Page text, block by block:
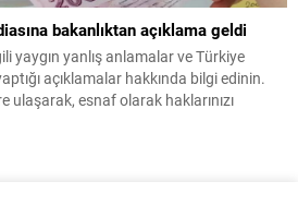
bakanlıktan açıklama geldi
yaygın yanlış anlamalar ve Türkiye
açıklamalar hakkında bilgi edinin.
ulaşarak, esnaf olarak haklarınızı